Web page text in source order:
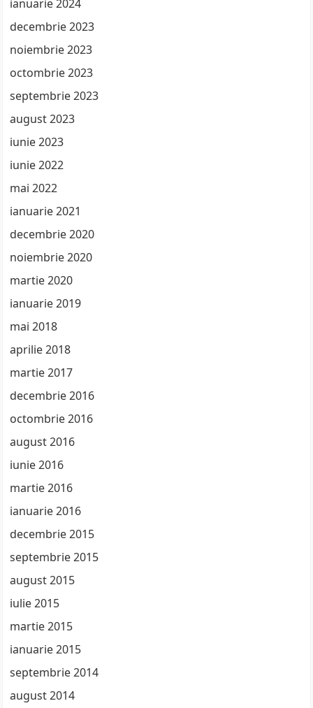
ianuarie 2024
decembrie 2023
noiembrie 2023
octombrie 2023
septembrie 2023
august 2023
iunie 2023
iunie 2022
mai 2022
ianuarie 2021
decembrie 2020
noiembrie 2020
martie 2020
ianuarie 2019
mai 2018
aprilie 2018
martie 2017
decembrie 2016
octombrie 2016
august 2016
iunie 2016
martie 2016
ianuarie 2016
decembrie 2015
septembrie 2015
august 2015
iulie 2015
martie 2015
ianuarie 2015
septembrie 2014
august 2014